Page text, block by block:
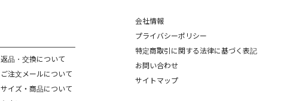
返品・交換について
ご注文メールについて
サイズ・商品について
会社情報
プライバシーポリシー
特定商取引に関する法律に基づく表記
お問い合わせ
サイトマップ